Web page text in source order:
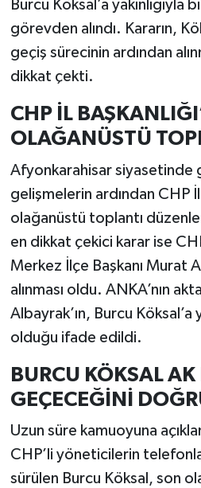
Burcu Köksal’a
görevden alındı. Kararın,
geçiş sürecinin ardından
dikkat çekti.
CHP İL
OLAĞANÜSTÜ
Afyonkarahisar siyasetinde
gelişmelerin ardından CHP İl
olağanüstü toplantı
en dikkat çekici karar ise
Merkez İlçe Başkanı Murat
alınması oldu. ANKA’nın
Albayrak’ın, Burcu Köksal’a
olduğu ifade edildi.
BURCU KÖKSAL AK
GEÇECEĞİNİ
Uzun süre kamuoyuna
CHP’li yöneticilerin
sürülen Burcu Köksal, son